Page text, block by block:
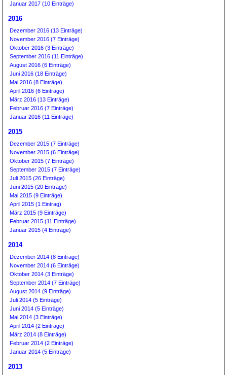
Januar 2017 (10 Einträge)
2016
Dezember 2016 (13 Einträge)
November 2016 (7 Einträge)
Oktober 2016 (3 Einträge)
September 2016 (11 Einträge)
August 2016 (6 Einträge)
Juni 2016 (18 Einträge)
Mai 2016 (8 Einträge)
April 2016 (6 Einträge)
März 2016 (13 Einträge)
Februar 2016 (7 Einträge)
Januar 2016 (11 Einträge)
2015
Dezember 2015 (7 Einträge)
November 2015 (6 Einträge)
Oktober 2015 (7 Einträge)
September 2015 (7 Einträge)
Juli 2015 (26 Einträge)
Juni 2015 (20 Einträge)
Mai 2015 (9 Einträge)
April 2015 (1 Eintrag)
März 2015 (9 Einträge)
Februar 2015 (11 Einträge)
Januar 2015 (4 Einträge)
2014
Dezember 2014 (8 Einträge)
November 2014 (6 Einträge)
Oktober 2014 (3 Einträge)
September 2014 (7 Einträge)
August 2014 (9 Einträge)
Juli 2014 (5 Einträge)
Juni 2014 (5 Einträge)
Mai 2014 (3 Einträge)
April 2014 (2 Einträge)
März 2014 (8 Einträge)
Februar 2014 (2 Einträge)
Januar 2014 (5 Einträge)
2013